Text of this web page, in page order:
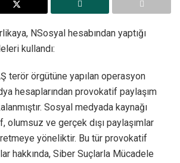
NSosyal hesabından yaptığı
kullandı:
terör örgütüne yapılan operasyon
hesaplarından provokatif paylaşım
Sosyal medyada kaynağı
olumsuz ve gerçek dışı paylaşımlar
yöneliktir. Bu tür provokatif
hakkında, Siber Suçlarla Mücadele